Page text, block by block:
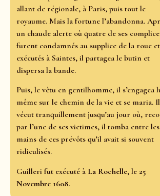
allant de régionale, à Paris, puis tout le
royaume. Mais la fortune l’abandonna.
un chaude alerte où quatre de ses
furent condamnés au supplice de la roue et
exécutés à Saintes, il partagea le butin et
dispersa la bande.
Puis, le vêtu en gentilhomme, il s’engagea
même sur le chemin de la vie et se maria. Il
vécut tranquillement jusqu’au jour où,
par l’une de ses victimes, il tomba entre les
mains de ces prévôts qu’il avait si souvent
ridiculisés.
Guilleri fut exécuté à La Rochelle, le 25
Novembre 1608.